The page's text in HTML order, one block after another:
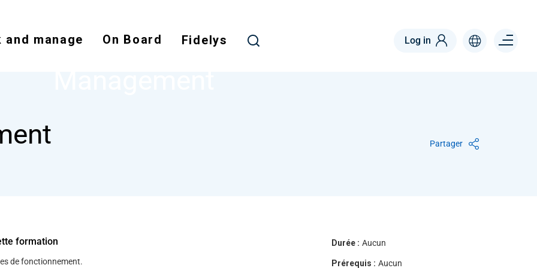
main
and manage On Board Fidelys Log in Menu right
NODE MANAGEMENT
Partager
formation
de fonctionnement.
Durée : Aucun
Prérequis : Aucun